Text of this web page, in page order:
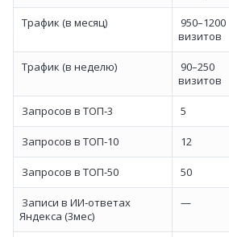
Трафик (в месяц)
950–1200
визитов
Трафик (в неделю)
90–250
визитов
Запросов в ТОП‑3 5
Запросов в ТОП‑10 12
Запросов в ТОП‑50 50
Записи в ИИ‑ответах
Яндекса (3мес)
—